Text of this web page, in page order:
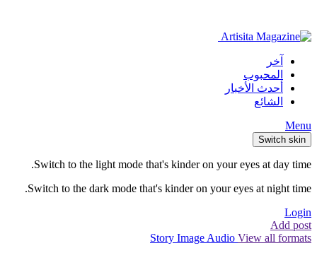
آخر
المحبوب
أحدث الأخبار
الشائع
Menu
Switch skin
Switch to the light mode that's kinder on your eyes at day time.
Switch to the dark mode that's kinder on your eyes at night time.
Login
Add post
Story Image Audio View all formats